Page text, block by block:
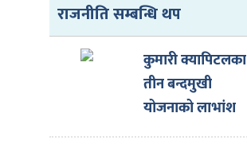
राजनीति सम्बन्धि थप
कुमारी क्यापिटलका
तीन बन्दमुखी
योजनाको लाभांश
घोषणा